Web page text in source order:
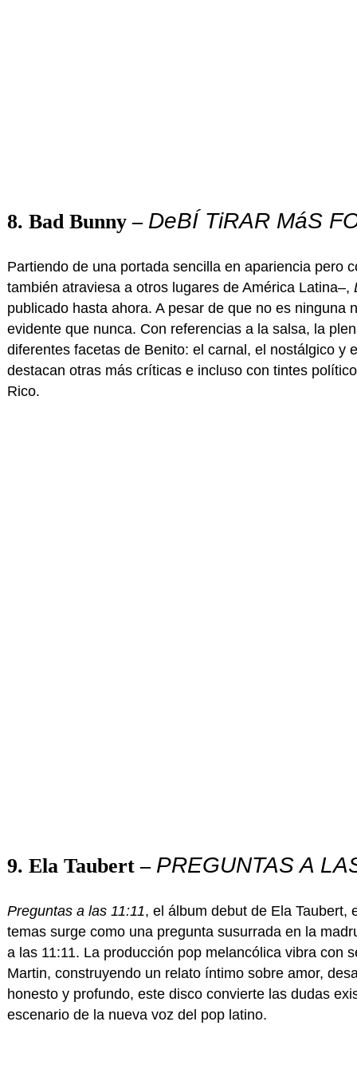
8. Bad Bunny – DeBÍ TiRAR MáS
Partiendo de una portada sencilla en apariencia pero
también atraviesa a otros lugares de América Latina–,
publicado hasta ahora. A pesar de que no es
evidente que nunca. Con referencias a la salsa, la
diferentes facetas de Benito: el carnal, el nostálgico y
destacan otras más críticas e incluso con tintes
Rico.
9. Ela Taubert – PREGUNTAS A
Preguntas a las 11:11, el álbum debut de Ela Taubert,
temas surge como una pregunta susurrada en la
a las 11:11. La producción pop melancólica vibra con
Martin, construyendo un relato íntimo sobre amor,
honesto y profundo, este disco convierte las dudas
escenario de la nueva voz del pop latino.